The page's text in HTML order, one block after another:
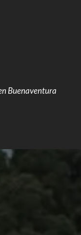
Buenaventura